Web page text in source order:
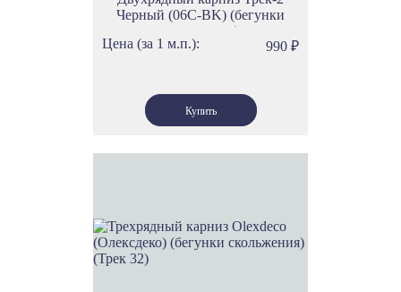
Черный (06С-BK) (бегунки
скольжения)
Цена (за 1 м.п.):
990 ₽